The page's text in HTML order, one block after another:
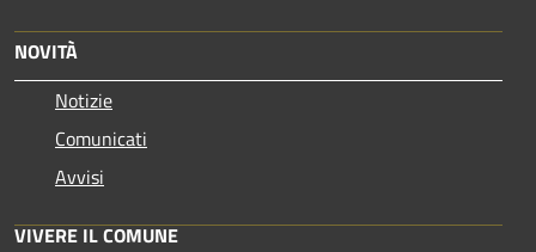
NOVITÀ
Notizie
Comunicati
Avvisi
VIVERE IL COMUNE